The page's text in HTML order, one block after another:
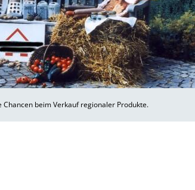
beim Verkauf regionaler Produkte.